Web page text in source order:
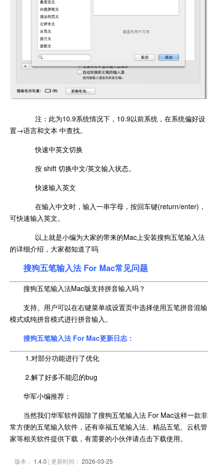
注：此为10.9系统情况下，10.9以前系统，在系统偏好设
置→语言和文本 中查找。
快速中英文切换
按 shift 切换中文/英文输入状态。
快速输入英文
在输入中文时，输入一串字母，按回车键(return/enter)，
可快速输入英文。
以上就是小编为大家的带来的Mac上安装搜狗五笔输入法
的详细介绍，大家都知道了吗
搜狗五笔输入法 For Mac常见问题
搜狗五笔输入法Mac版支持拼音输入吗？
支持。用户可以在右键菜单或设置页中选择使用五笔拼音混输
模式或纯拼音模式进行拼音输入。
搜狗五笔输入法 For Mac更新日志：
1.对部分功能进行了优化
2.解了好多不能忍的bug
华军小编推荐：
当然我们华军软件园除了搜狗五笔输入法 For Mac这样一款非
常方便的五笔输入软件，还有幸福五笔输入法、精品五笔、云机管
家等相关软件提供下载，有需要的小伙伴请点击下载使用。
版本： 1.4.0 | 更新时间： 2026-03-25